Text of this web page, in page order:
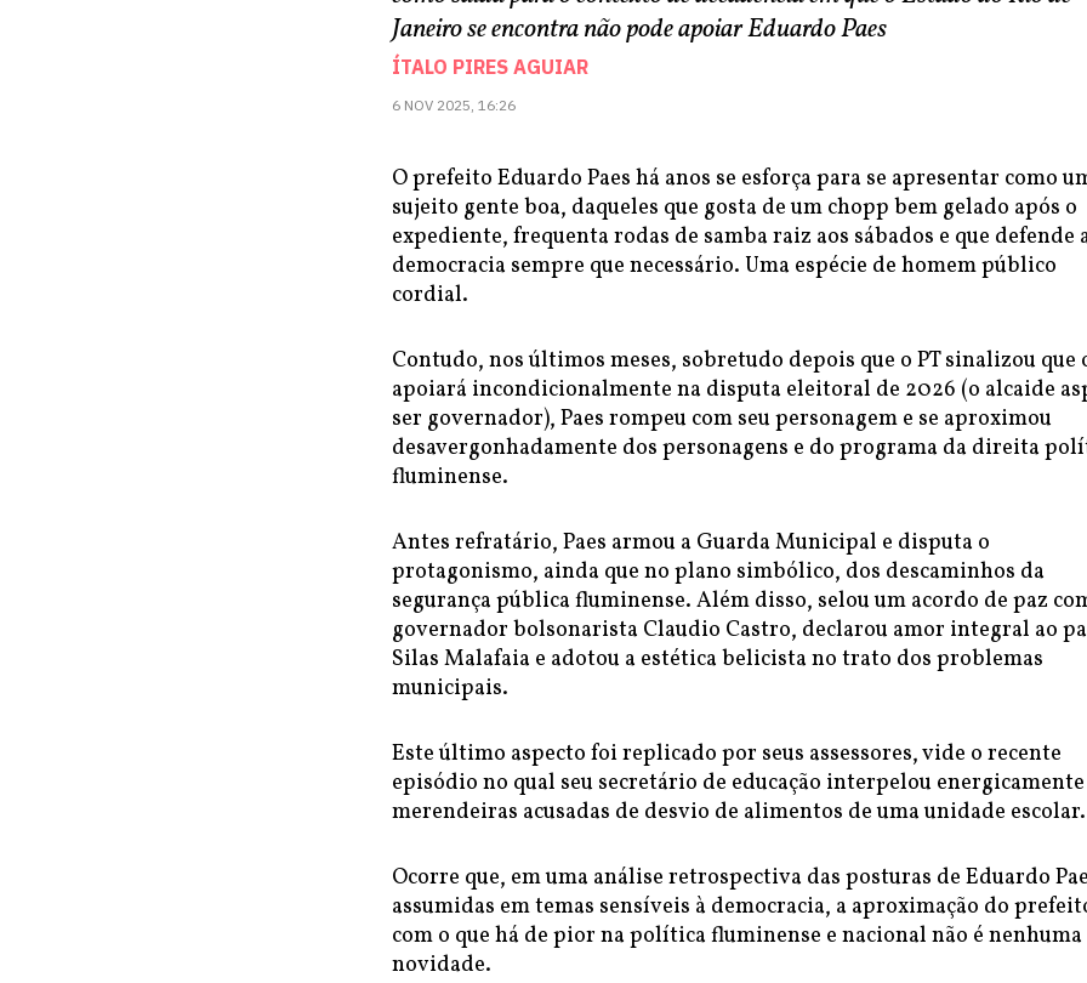
Janeiro se encontra não pode apoiar Eduardo Paes
ÍTALO PIRES AGUIAR
6 NOV 2025, 16:26
O prefeito Eduardo Paes há anos se esforça para se apresentar como
sujeito gente boa, daqueles que gosta de um chopp bem gelado após o
expediente, frequenta rodas de samba raiz aos sábados e que defende
democracia sempre que necessário. Uma espécie de homem público
cordial.
Contudo, nos últimos meses, sobretudo depois que o PT sinalizou que
apoiará incondicionalmente na disputa eleitoral de 2026 (o alcaide
ser governador), Paes rompeu com seu personagem e se aproximou
desavergonhadamente dos personagens e do programa da direita
fluminense.
Antes refratário, Paes armou a Guarda Municipal e disputa o
protagonismo, ainda que no plano simbólico, dos descaminhos da
segurança pública fluminense. Além disso, selou um acordo de paz
governador bolsonarista Claudio Castro, declarou amor integral ao
Silas Malafaia e adotou a estética belicista no trato dos problemas
municipais.
Este último aspecto foi replicado por seus assessores, vide o recente
episódio no qual seu secretário de educação interpelou energicamente
merendeiras acusadas de desvio de alimentos de uma unidade escolar.
Ocorre que, em uma análise retrospectiva das posturas de Eduardo
assumidas em temas sensíveis à democracia, a aproximação do
com o que há de pior na política fluminense e nacional não é nenhuma
novidade.